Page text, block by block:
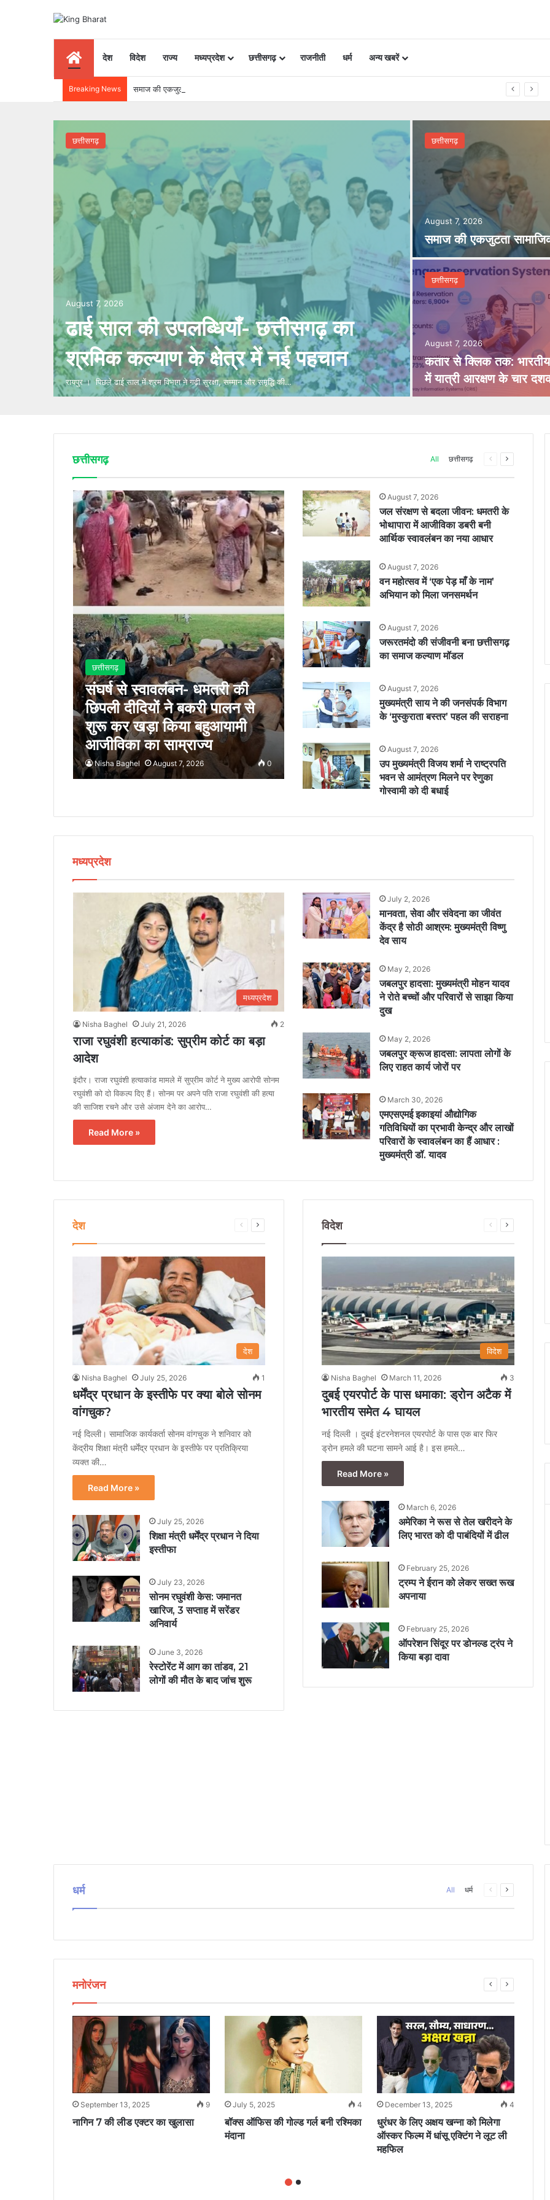
Homeदेश विदेश राज्य मध्यप्रदेश छत्तीसगढ़ राजनीती धर्म अन्य खबरें
Breaking News समाज की एकजुटता सामाजिक विकास की सबसे बड़ी शक्ति: राजेश अग्रवाल
छत्तीसगढ़
August 7, 2026
ढाई साल की उपलब्धियाँ- छत्तीसगढ़ का
श्रमिक कल्याण के क्षेत्र में नई पहचान
रायपुर । पिछले ढाई साल में श्रम विभाग ने गढ़ी सुरक्षा, सम्मान और समृद्धि की…
छत्तीसगढ़
August 7, 2026
समाज की एकजुटता
छत्तीसगढ़
August 7, 2026
कतार से क्लिक तक:
में यात्री आरक्षण के चार
छत्तीसगढ़ All छत्तीसगढ़
Previous
Next
छत्तीसगढ़
संघर्ष से स्वावलंबन- धमतरी की
छिपली दीदियों ने बकरी पालन से
शुरू कर खड़ा किया बहुआयामी
आजीविका का साम्राज्य
Nisha Baghel August 7, 2026 0
August 7, 2026
जल संरक्षण से बदला जीवन: धमतरी के
भोथापारा में आजीविका डबरी बनी
आर्थिक स्वावलंबन का नया आधार
August 7, 2026
वन महोत्सव में ‘एक पेड़ माँ के नाम’
अभियान को मिला जनसमर्थन
August 7, 2026
जरूरतमंदो की संजीवनी बना छत्तीसगढ़
का समाज कल्याण मॉडल
August 7, 2026
मुख्यमंत्री साय ने की जनसंपर्क विभाग
के ‘मुस्कुराता बस्तर’ पहल की सराहना
August 7, 2026
उप मुख्यमंत्री विजय शर्मा ने राष्ट्रपति
भवन से आमंत्रण मिलने पर रेणुका
गोस्वामी को दी बधाई
मध्यप्रदेश
मध्यप्रदेश
Nisha Baghel July 21, 2026 2
राजा रघुवंशी हत्याकांड: सुप्रीम कोर्ट का बड़ा
आदेश
इंदौर। राजा रघुवंशी हत्याकांड मामले में सुप्रीम कोर्ट ने मुख्य आरोपी सोनम
रघुवंशी को दो विकल्प दिए हैं। सोनम पर अपने पति राजा रघुवंशी की हत्या
की साजिश रचने और उसे अंजाम देने का आरोप…
Read More »
July 2, 2026
मानवता, सेवा और संवेदना का जीवंत
केंद्र है सोठी आश्रम: मुख्यमंत्री विष्णु
देव साय
May 2, 2026
जबलपुर हादसा: मुख्यमंत्री मोहन यादव
ने रोते बच्चों और परिवारों से साझा किया
दुख
May 2, 2026
जबलपुर क्रूज हादसा: लापता लोगों के
लिए राहत कार्य जोरों पर
March 30, 2026
एमएसएमई इकाइयां औद्योगिक
गतिविधियों का प्रभावी केन्द्र और लाखों
परिवारों के स्वावलंबन का हैं आधार :
मुख्यमंत्री डॉ. यादव
देश
Previous
Next
देश
Nisha Baghel July 25, 2026 1
धर्मेंद्र प्रधान के इस्तीफे पर क्या बोले सोनम
वांगचुक?
नई दिल्ली। सामाजिक कार्यकर्ता सोनम वांगचुक ने शनिवार को
केंद्रीय शिक्षा मंत्री धर्मेंद्र प्रधान के इस्तीफे पर प्रतिक्रिया
व्यक्त की…
Read More »
July 25, 2026
शिक्षा मंत्री धर्मेंद्र प्रधान ने दिया
इस्तीफा
July 23, 2026
सोनम रघुवंशी केस: जमानत
खारिज, 3 सप्ताह में सरेंडर
अनिवार्य
June 3, 2026
रेस्टोरेंट में आग का तांडव, 21
लोगों की मौत के बाद जांच शुरू
विदेश
Previous
Next
विदेश
Nisha Baghel March 11, 2026 3
दुबई एयरपोर्ट के पास धमाका: ड्रोन अटैक में
भारतीय समेत 4 घायल
नई दिल्ली । दुबई इंटरनेशनल एयरपोर्ट के पास एक बार फिर
ड्रोन हमले की घटना सामने आई है। इस हमले…
Read More »
March 6, 2026
अमेरिका ने रूस से तेल खरीदने के
लिए भारत को दी पाबंदियों में ढील
February 25, 2026
ट्रम्प ने ईरान को लेकर सख्त रूख
अपनाया
February 25, 2026
ऑपरेशन सिंदूर पर डोनल्ड ट्रंप ने
किया बड़ा दावा
धर्म All धर्म
Previous
Next
मनोरंजन
September 13, 2025 9
नागिन 7 की लीड एक्टर का खुलासा
July 5, 2025 4
बॉक्स ऑफिस की गोल्ड गर्ल बनी रश्मिका
मंदाना
December 13, 2025 4
धुरंधर के लिए अक्षय खन्ना को मिलेगा
ऑस्कर फिल्म में धांसू एक्टिंग ने लूट ली
महफिल